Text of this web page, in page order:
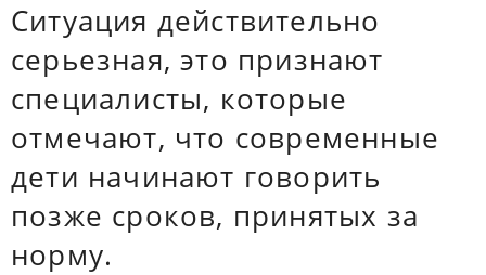
Ситуация действительно
серьезная, это признают
специалисты, которые
отмечают, что современные
дети начинают говорить
позже сроков, принятых за
норму.